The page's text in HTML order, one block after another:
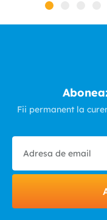
Fii permanent la